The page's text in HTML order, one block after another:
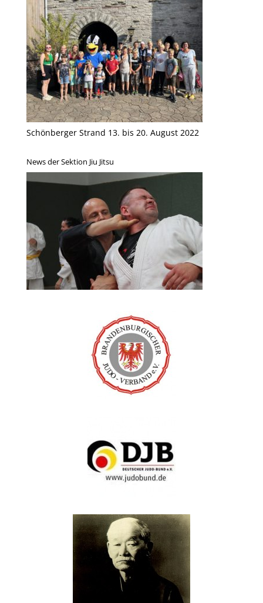
Schönberger Strand 13. bis 20. August 2022
News der Sektion Jiu Jitsu